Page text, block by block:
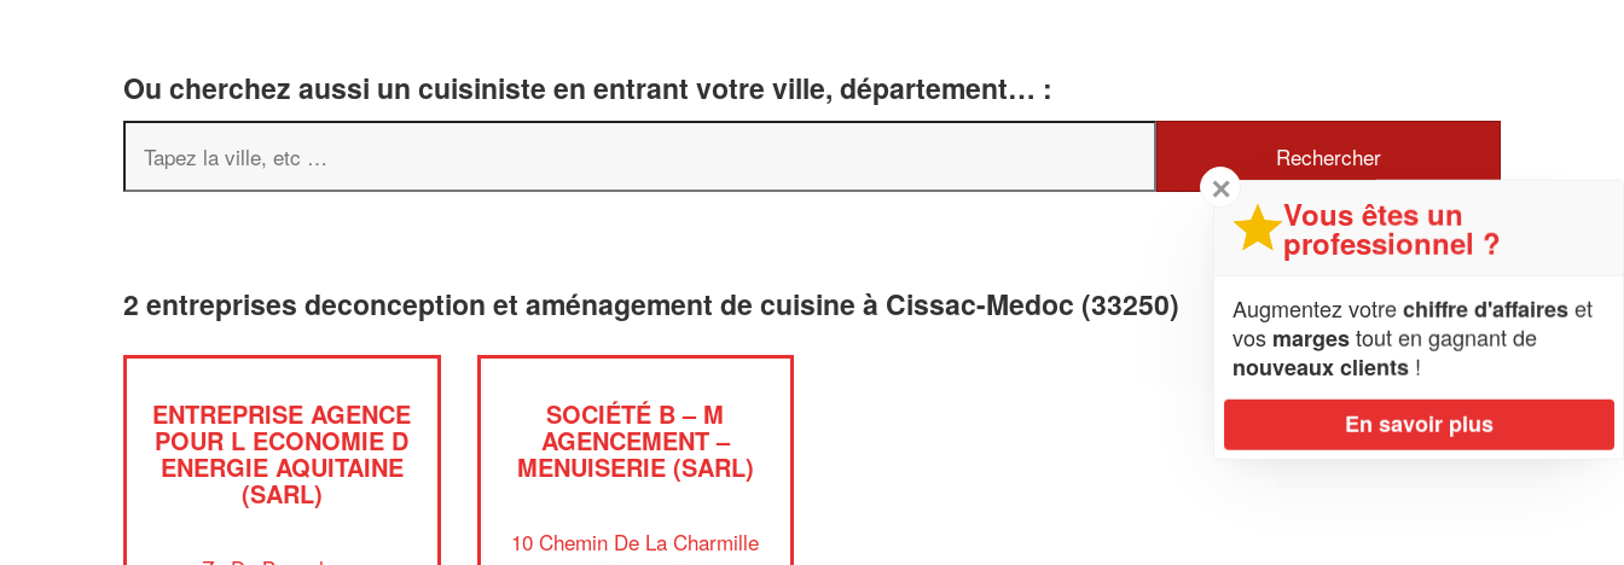
Ou cherchez aussi un cuisiniste en entrant votre ville, département… :
2 entreprises deconception et aménagement de cuisine à Cissac-Medoc (33250)
ENTREPRISE AGENCE
POUR L ECONOMIE D
ENERGIE AQUITAINE
(SARL)
SOCIÉTÉ B – M
AGENCEMENT –
MENUISERIE (SARL)
10 Chemin De La Charmille
✕
Vous êtes un
professionnel ?
Augmentez votrechiffre d'affaireset
vos margestout en gagnant de
nouveaux clients !
En savoir plus